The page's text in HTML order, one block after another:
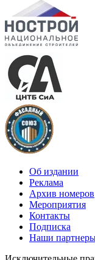
Об издании
Реклама
Архив номеров
Мероприятия
Контакты
Подписка
Наши